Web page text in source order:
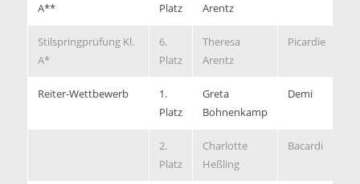
A**
Platz
Arentz
Stilspringprüfung Kl.
A*
6.
Platz
Theresa
Arentz
Picardie
Reiter-Wettbewerb
1.
Platz
Greta
Bohnenkamp
Demi
2.
Platz
Charlotte
Heßling
Bacardi